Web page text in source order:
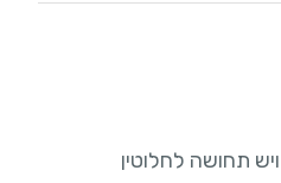
תחושה לחלוטין